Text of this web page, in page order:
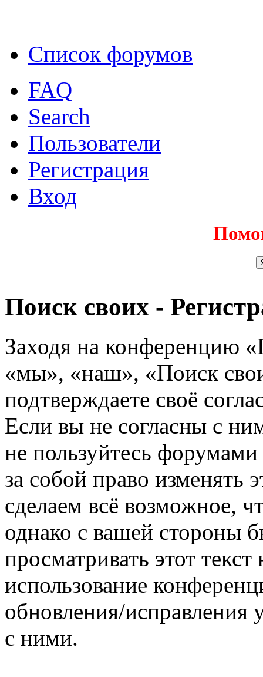
Список форумов
FAQ
Search
Пользователи
Регистрация
Вход
Поиск своих -
Заходя на конференцию
«мы», «наш», «Поиск
подтверждаете своё
Если вы не согласны с
не пользуйтесь
за собой право изменять
сделаем всё возможное,
однако с вашей стороны
просматривать этот
использование
обновления/исправления
с ними.